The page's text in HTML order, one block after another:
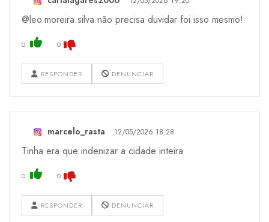
@leo.moreira.silva não precisa duvidar foi isso mesmo!
0 0
RESPONDER DENUNCIAR
marcelo_rasta 12/05/2026 18:28
Tinha era que indenizar a cidade inteira
0 0
RESPONDER DENUNCIAR